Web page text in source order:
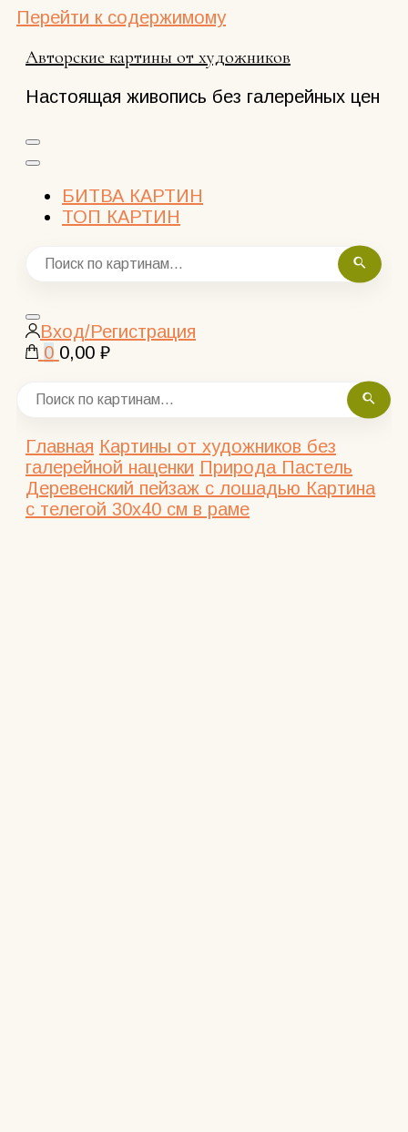
Перейти к содержимому
Авторские картины от художников
Настоящая живопись без галерейных цен
БИТВА КАРТИН
ТОП КАРТИН
Закрыть
поиск
Вход/Регистрация
0 0,00 ₽
Главная Картины от художников без
галерейной наценки Природа Пастель
Деревенский пейзаж с лошадью Картина
с телегой 30х40 см в раме